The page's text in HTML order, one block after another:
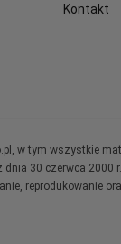
Kontakt
w tym wszystkie
30 czerwca 2000
reprodukowanie